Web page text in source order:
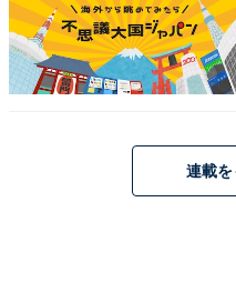
占い、心理テストの執
タイアップ記事などを
タウン情報誌の営業、
ーのイラストレーター
連載を